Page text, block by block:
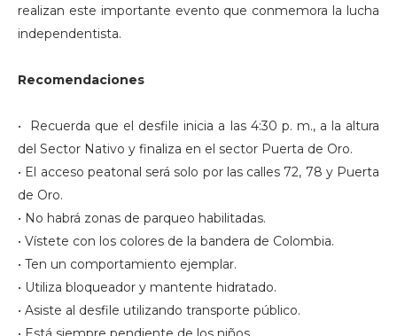
realizan este importante evento que conmemora la lucha
independentista.
Recomendaciones
• Recuerda que el desfile inicia a las 4:30 p. m., a la altura
del Sector Nativo y finaliza en el sector Puerta de Oro.
• El acceso peatonal será solo por las calles 72, 78 y Puerta
de Oro.
• No habrá zonas de parqueo habilitadas.
• Vístete con los colores de la bandera de Colombia.
• Ten un comportamiento ejemplar.
• Utiliza bloqueador y mantente hidratado.
• Asiste al desfile utilizando transporte público.